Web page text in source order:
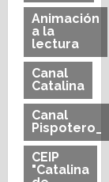
Animación
a la
lectura
Canal
Catalina
Canal
Pispotero_
CEIP
"Catalina